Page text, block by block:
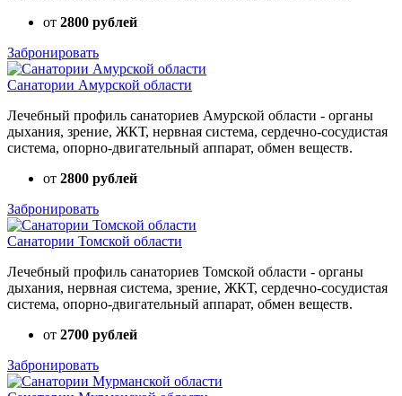
от 2800 рублей
Забронировать
Санатории Амурской области
Лечебный профиль санаториев Амурской области - органы
дыхания, зрение, ЖКТ, нервная система, сердечно-сосудистая
система, опорно-двигательный аппарат, обмен веществ.
от 2800 рублей
Забронировать
Санатории Томской области
Лечебный профиль санаториев Томской области - органы
дыхания, нервная система, зрение, ЖКТ, сердечно-сосудистая
система, опорно-двигательный аппарат, обмен веществ.
от 2700 рублей
Забронировать